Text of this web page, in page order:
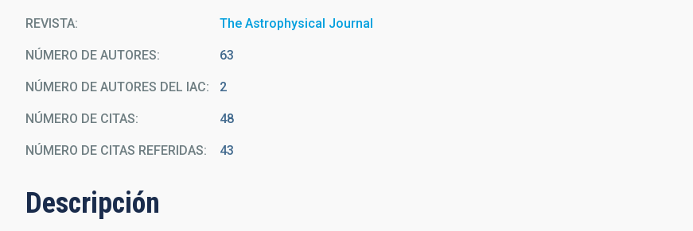
REVISTA The Astrophysical Journal
NÚMERO DE AUTORES 63
NÚMERO DE AUTORES DEL IAC 2
NÚMERO DE CITAS 48
NÚMERO DE CITAS REFERIDAS 43
Descripción